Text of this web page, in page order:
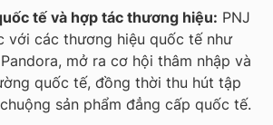
tế và hợp tác thương hiệu: PNJ
với các thương hiệu quốc tế như
mở ra cơ hội thâm nhập và
quốc tế, đồng thời thu hút tập
sản phẩm đẳng cấp quốc tế.